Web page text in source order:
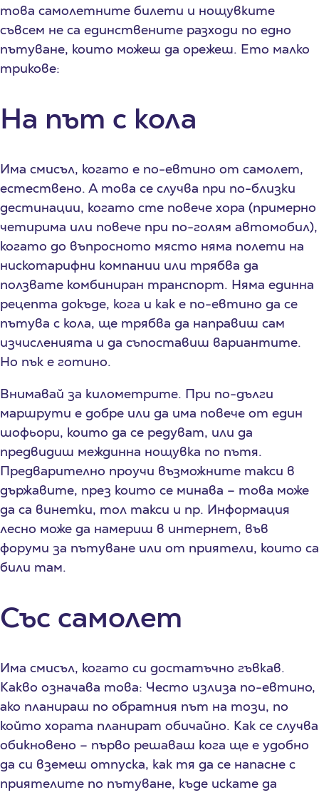
това самолетните билети и нощувките
съвсем не са единствените разходи по едно
пътуване, които можеш да орежеш. Ето малко
трикове:
На път с кола
Има смисъл, когато е по-евтино от самолет,
естествено. А това се случва при по-близки
дестинации, когато сте повече хора (примерно
четирима или повече при по-голям автомобил),
когато до въпросното място няма полети на
нискотарифни компании или трябва да
ползвате комбиниран транспорт. Няма единна
рецепта докъде, кога и как е по-евтино да се
пътува с кола, ще трябва да направиш сам
изчисленията и да съпоставиш вариантите.
Но пък е готино.
Внимавай за километрите. При по-дълги
маршрути е добре или да има повече от един
шофьори, които да се редуват, или да
предвидиш междинна нощувка по пътя.
Предварително проучи възможните такси в
държавите, през които се минава – това може
да са винетки, тол такси и пр. Информация
лесно може да намериш в интернет, във
форуми за пътуване или от приятели, които са
били там.
Със самолет
Има смисъл, когато си достатъчно гъвкав.
Какво означава това: Често излиза по-евтино,
ако планираш по обратния път на този, по
който хората планират обичайно. Как се случва
обикновено – първо решаваш кога ще е удобно
да си вземеш отпуска, как тя да се напасне с
приятелите по пътуване, къде искате да